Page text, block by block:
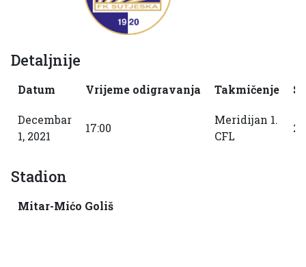
Detaljnije
Datum Vrijeme odigravanja Takmičenje
Decembar
1, 2021
17:00
Meridijan 1.
CFL
Stadion
Mitar-Mićo Goliš